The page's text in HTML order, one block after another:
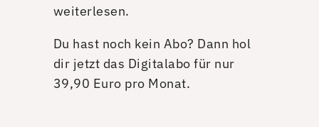
weiterlesen.
Du hast noch kein Abo? Dann hol
dir jetzt das Digitalabo für nur
39,90 Euro pro Monat.